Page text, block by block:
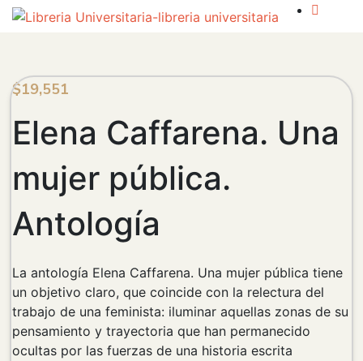
$19,551
Elena Caffarena. Una
mujer pública.
Antología
La antología Elena Caffarena. Una mujer pública tiene
un objetivo claro, que coincide con la relectura del
trabajo de una feminista: iluminar aquellas zonas de su
pensamiento y trayectoria que han permanecido
ocultas por las fuerzas de una historia escrita